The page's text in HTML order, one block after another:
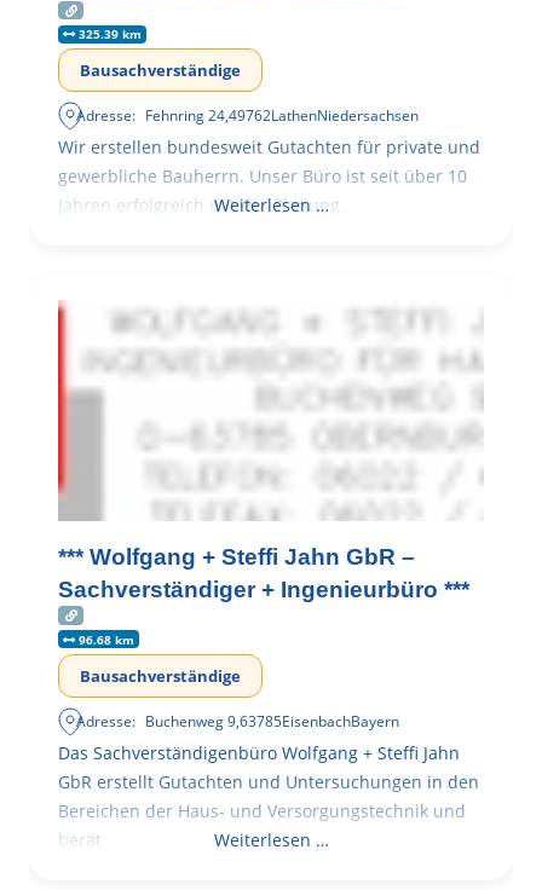
325.39 km
Bausachverständige
Adresse: Fehnring 24,49762LathenNiedersachsen
Wir erstellen bundesweit Gutachten für private und
gewerbliche Bauherrn. Unser Büro ist seit über 10
Jahren erfolgreich mit der Planung,
Weiterlesen …
*** Wolfgang + Steffi Jahn GbR –
Sachverständiger + Ingenieurbüro ***
96.68 km
Bausachverständige
Adresse: Buchenweg 9,63785EisenbachBayern
Das Sachverständigenbüro Wolfgang + Steffi Jahn
GbR erstellt Gutachten und Untersuchungen in den
Bereichen der Haus- und Versorgungstechnik und
berät
Weiterlesen …